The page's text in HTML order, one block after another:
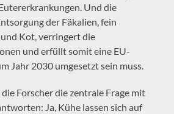
Und die
der Fäkalien, fein
Kot, verringert die
und erfüllt somit eine EU-
Jahr 2030 umgesetzt sein muss.
Forscher die zentrale Frage mit
Ja, Kühe lassen sich auf